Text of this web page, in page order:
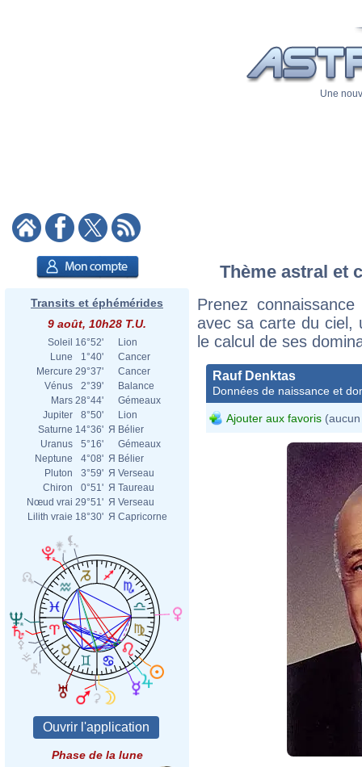
Une
Transits et éphémérides
9 août, 10h28 T.U.
Soleil 16°52'
Lion
Lune
1°40'
Cancer
Mercure 29°37'
Cancer
Vénus
2°39'
Balance
Mars 28°44'
Gémeaux
Jupiter
8°50'
Lion
Saturne 14°36' Я Bélier
Uranus
5°16'
Gémeaux
Neptune
4°08' Я Bélier
Pluton
3°59' Я Verseau
Chiron
0°51' Я Taureau
Nœud vrai 29°51' Я Verseau
Lilith vraie 18°30' Я Capricorne
Phase de la lune
Thème astral et
Prenez
avec sa carte du ciel,
le calcul de ses
Rauf Denktas
Données de naissance et
Ajouter aux favoris